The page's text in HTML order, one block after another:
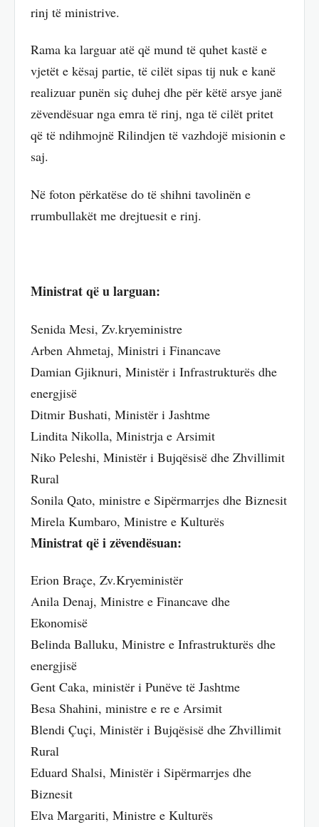
rinj të ministrive.
Rama ka larguar atë që mund të quhet kastë e
vjetët e kësaj partie, të cilët sipas tij nuk e kanë
realizuar punën siç duhej dhe për këtë arsye janë
zëvendësuar nga emra të rinj, nga të cilët pritet
që të ndihmojnë Rilindjen të vazhdojë misionin e
saj.
Në foton përkatëse do të shihni tavolinën e
rrumbullakët me drejtuesit e rinj.
Ministrat që u larguan:
Senida Mesi, Zv.kryeministre
Arben Ahmetaj, Ministri i Financave
Damian Gjiknuri, Ministër i Infrastrukturës dhe
energjisë
Ditmir Bushati, Ministër i Jashtme
Lindita Nikolla, Ministrja e Arsimit
Niko Peleshi, Ministër i Bujqësisë dhe Zhvillimit
Rural
Sonila Qato, ministre e Sipërmarrjes dhe Biznesit
Mirela Kumbaro, Ministre e Kulturës
Ministrat që i zëvendësuan:
Erion Braçe, Zv.Kryeministër
Anila Denaj, Ministre e Financave dhe
Ekonomisë
Belinda Balluku, Ministre e Infrastrukturës dhe
energjisë
Gent Caka, ministër i Punëve të Jashtme
Besa Shahini, ministre e re e Arsimit
Blendi Çuçi, Ministër i Bujqësisë dhe Zhvillimit
Rural
Eduard Shalsi, Ministër i Sipërmarrjes dhe
Biznesit
Elva Margariti, Ministre e Kulturës